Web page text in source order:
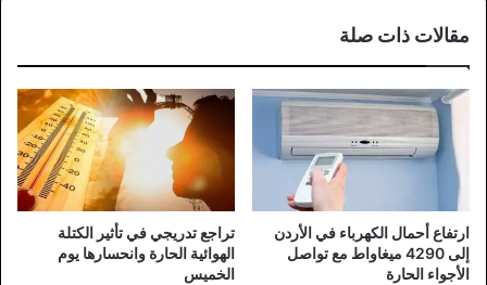
مقالات ذات صلة
ارتفاع أحمال الكهرباء في الأردن
إلى 4290 ميغاواط مع تواصل
الأجواء الحارة
تراجع تدريجي في تأثير الكتلة
الهوائية الحارة وانحسارها يوم
الخميس